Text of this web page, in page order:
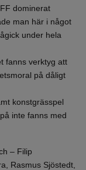
dominerat
man här i något
under hela
fanns verktyg att
på dåligt
konstgrässpel
inte fanns med
– Filip
Rasmus Sjöstedt,